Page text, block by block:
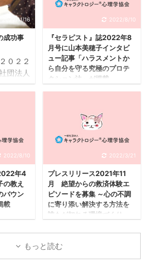
構築の
べき心
般社団
トロ
ＳＤ
である
康と福
て行な
一環と
ポート
プロー
も広く
目的と
ころ
...
の書『バウンダリーの魔
法 自分を大切にするとな
ぜ他人とうまくいくの
か？』発売 〜うまくいか
ない原因の見つけ方とタ
イプ別解決法・攻略法を
一冊に網羅〜 人間の悩み
決し、もう二度と同じ問
題で悩まないようにする
にはどうすればいいので
しょうか。２０２２年１
２月２６日にＢＡＢジャ
パンより発売された山本
美穂子著『バウンダリー
の魔法 自分を大 ...
2022/11/16
成功事
０２２
団法人
ロジー
基礎は
ろ」の
松山
ＨＩＴ
心理学
３つ目
ての
３－
ルス従
般にも
2022/8/10
『セラピスト』誌2022年8
月号に山本美穂子インタビ
ュー記事「ハラスメントか
ら自分を守る究極のプロテ
クション法」が掲載
『セラピスト』誌2022
メントから自分を守る究
極のプロテクション法」
として、7月リリースの
を取り上げていただきま
した！ セラピスト2022
年8月号 日本人がなか
なか「NO」と言えない
理由 バウンダリーの正し
い知識と「NO」の伝え
方 目には見えないバウン
ダリー バウンダリーの優
2022/8/10
年4
の教え
バウン
載
隔月誌
子が記
ただき
2022/3/21
プレスリリース2021年11
月 絶望からの救済体験エ
ピソードを募集 ～心の不調
に寄り添い解決する方法を
誰もが知れる環境づくり～
山市の一般社団法人HIT
もっと読む